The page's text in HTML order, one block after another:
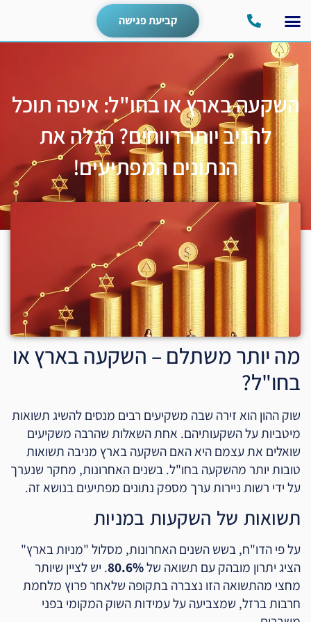
קביעת פגישה
השקעה בארץ או בחו"ל: איפה תוכל
להניב יותר רווחים? הגלה את
הנתונים המפתיעים!
מה יותר משתלם – השקעה בארץ או
בחו"ל?
שוק ההון הוא זירה שבה משקיעים רבים מנסים להשיג תשואות
מיטביות על השקעותיהם. אחת השאלות שהרבה משקיעים
שואלים את עצמם היא האם השקעה בארץ מניבה תשואות
טובות יותר מהשקעה בחו"ל. בשנים האחרונות, מחקר שנערך
על ידי רשות ניירות ערך מספק נתונים מפתיעים בנושא זה.
תשואות של השקעות במניות
על פי הדו"ח, בשש השנים האחרונות, מסלול "מניות בארץ"
הציג יתרון מובהק עם תשואה של80.6%. יש לציין שיותר
מחצי מהתשואה הזו נצברה בתקופה שלאחר פרוץ מלחמת
חרבות ברזל, שמצביעה על עמידות השוק המקומי בפני